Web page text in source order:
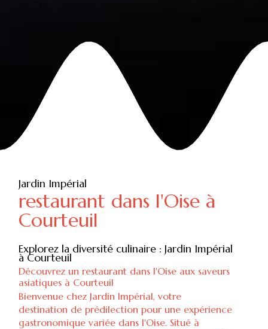
Jardin Impérial
restaurant dans l'Oise à
Courteuil
Explorez la diversité culinaire : Jardin Impérial
à Courteuil
Découvrez un restaurant dans l'Oise aux saveurs
asiatiques à Courteuil
Bienvenue chez Jardin Impérial, votre
destination de prédilection pour une expérience
gastronomique variée dans l'Oise. Situé à